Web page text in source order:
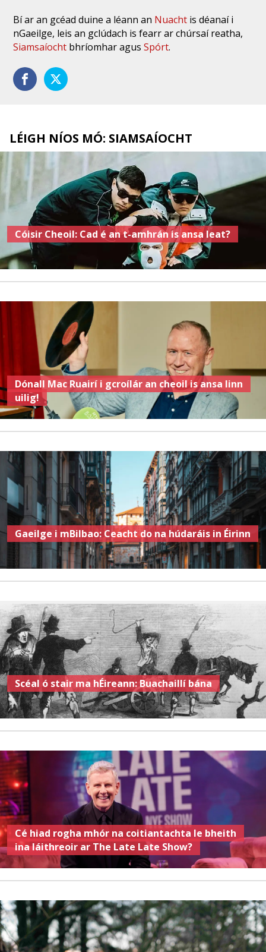
Bí ar an gcéad duine a léann an Nuacht is déanaí i
nGaeilge, leis an gclúdach is fearr ar chúrsaí reatha,
Siamsaíocht bhríomhar agusSpórt.
LÉIGH NÍOS MÓ: SIAMSAÍOCHT
Cóisir Cheoil: Cad é an t-amhrán is ansa leat?
Dónall Mac Ruairí i gcroílár an cheoil is ansa linn
uilig!
Gaeilge i mBilbao: Ceacht do na húdaráis in Éirinn
Scéal ó stair ma hÉireann: Buachaillí bána
Cé hiad rogha mhór na coitiantachta le bheith
ina láithreoir ar The Late Late Show?